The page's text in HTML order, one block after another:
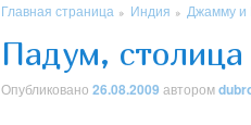
Главная страница » Индия » Джамму
Падум, столица
Опубликовано 26.08.2009 автором